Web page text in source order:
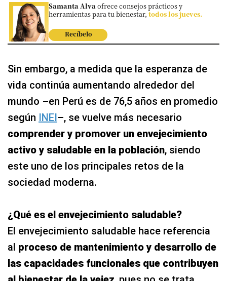
Samanta Alva ofrece consejos prácticos y
herramientas para tu bienestar,todos los jueves.
Recíbelo
Sin embargo, a medida que la esperanza de
vida continúa aumentando alrededor del
mundo –en Perú es de 76,5 años en promedio
según INEI–, se vuelve más necesario
comprender y promover un envejecimiento
activo y saludable en la población, siendo
este uno de los principales retos de la
sociedad moderna.
¿Qué es el envejecimiento saludable?
El envejecimiento saludable hace referencia
al proceso de mantenimiento y desarrollo de
las capacidades funcionales que contribuyen